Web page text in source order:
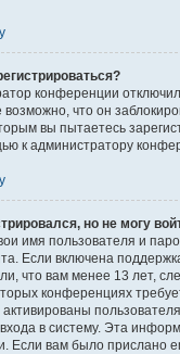
конференции
возможно, что он
вы пытаетесь
к администратору
но не могу
имя пользователя и
Если включена
что вам менее 13 лет,
конференциях
в систему. Эта
Если вам было прислано